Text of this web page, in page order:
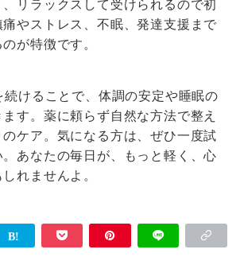
リラックスして受けられるので初
やストレス、不眠、発達支援まで
が特徴です。
けることで、体調の安定や睡眠の
す。薬に頼らず自然な方法で整え
ケア。気になる方は、ぜひ一度試
あなたの毎日が、もっと軽く、心
れませんよ。